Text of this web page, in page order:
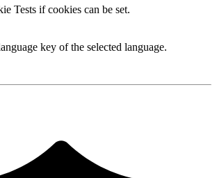
Tests if cookies can be set.
key of the selected language.